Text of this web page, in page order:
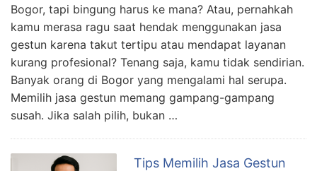
Bogor, tapi bingung harus ke mana? Atau, pernahkah
kamu merasa ragu saat hendak menggunakan jasa
gestun karena takut tertipu atau mendapat layanan
kurang profesional? Tenang saja, kamu tidak sendirian.
Banyak orang di Bogor yang mengalami hal serupa.
Memilih jasa gestun memang gampang-gampang
susah. Jika salah pilih, bukan …
Tips Memilih Jasa Gestun